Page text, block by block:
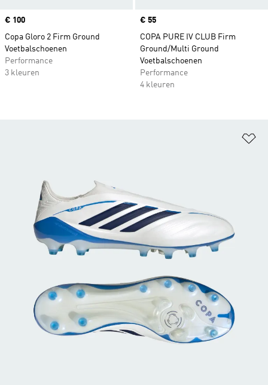
Price
€ 100
Copa Gloro 2 Firm Ground
Voetbalschoenen
Performance
3 kleuren
Price
€ 55
COPA PURE IV CLUB Firm
Ground/Multi Ground
Voetbalschoenen
Performance
4 kleuren